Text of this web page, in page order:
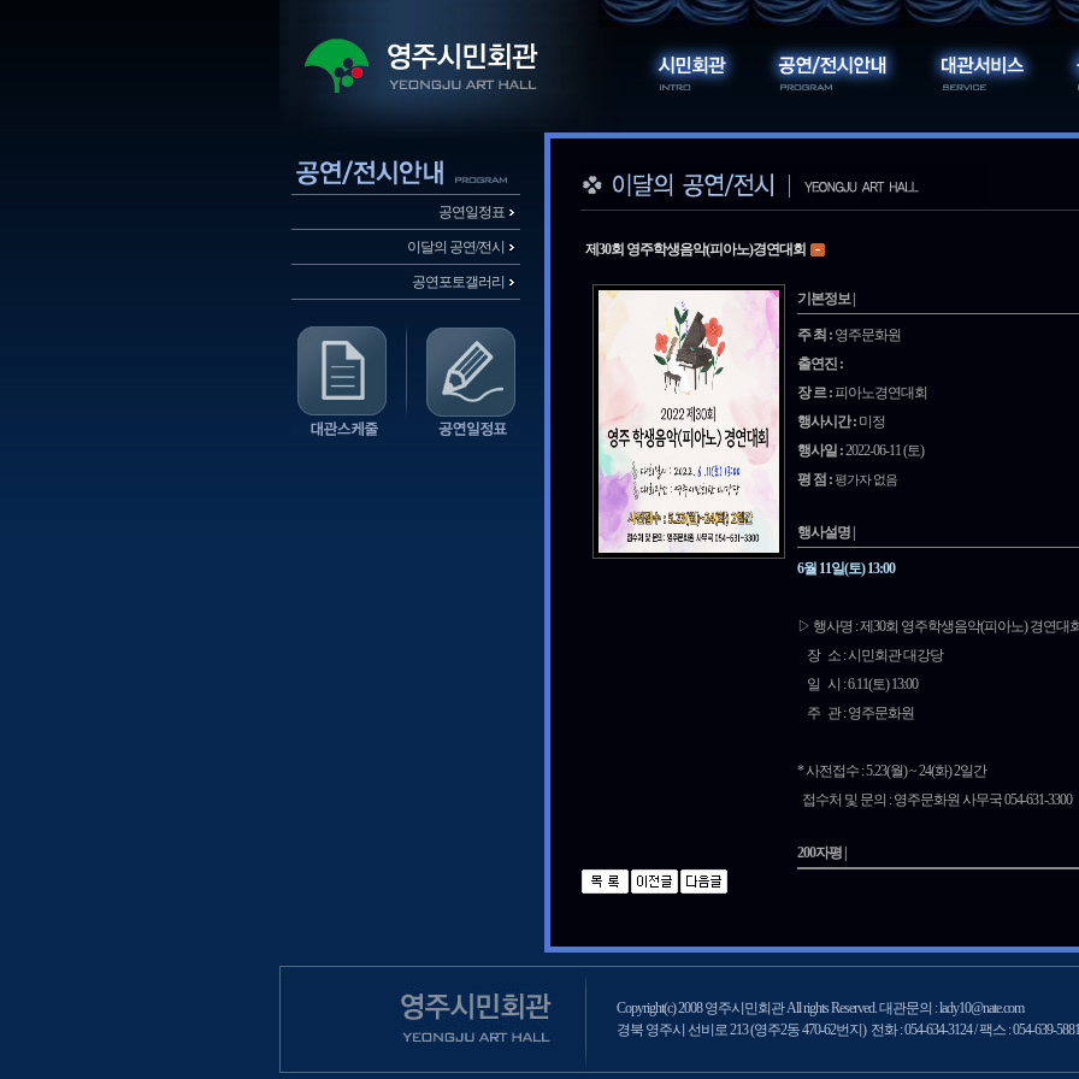
공연일정표
이달의 공연/전시
공연포토갤러리
제30회 영주학생음악(피아노)경연대회
기본정보 |
주 최 : 영주문화원
출연진 :
장 르 :피아노경연대회
행사시간 : 미정
행사일 :2022-06-11 (토)
평 점 :평가자 없음
행사설명 |
6월 11일(토) 13:00
▷ 행사명 : 제30회 영주학생음악(피아노) 경연대
장 소 : 시민회관 대강당
일 시 : 6.11(토) 13:00
주 관 : 영주문화원
* 사전접수 : 5.23(월) ~ 24(화) 2일간
접수처 및 문의 : 영주문화원 사무국 054-631-3300
200자평 |
Copyright(c) 2008 영주시민회관 All rights Reserved. 대관문의 : lady10@nate.com
경북 영주시 선비로 213 (영주2동 470-62번지) 전화 : 054-634-3124 / 팩스 : 054-639-5881